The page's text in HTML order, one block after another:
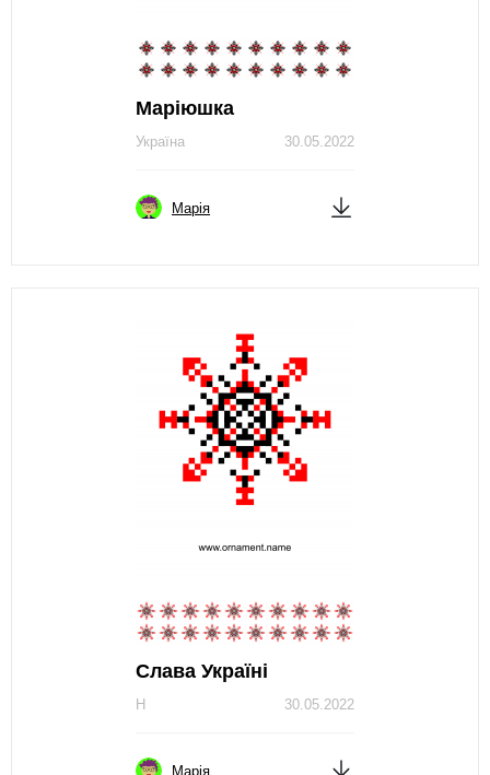
Маріюшка
30.05.2022
Україна
Марія
Слава Україні
30.05.2022
Н
Марія